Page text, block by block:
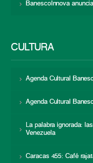
BanescoInnova
CULTURA
Agenda Cultural
Agenda Cultural
La palabra ignorada:
Venezuela
Caracas 455: Café